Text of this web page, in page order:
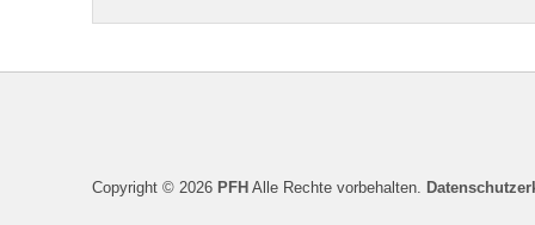
Seitenfuß-
Copyright © 2026 PFH Alle Rechte vorbehalten.